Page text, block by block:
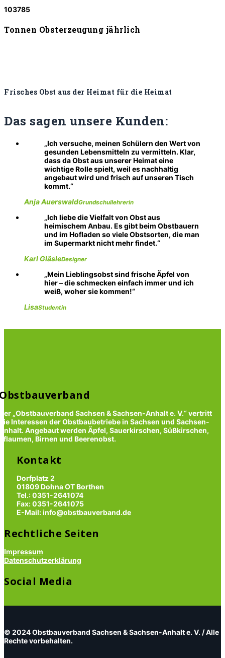
103785
Tonnen Obsterzeugung jährlich
Frisches Obst aus der Heimat für die Heimat
Das sagen unsere Kunden:
Ich versuche, meinen Schülern den Wert von
gesunden Lebensmitteln zu vermitteln. Klar,
dass da Obst aus unserer Heimat eine
wichtige Rolle spielt, weil es nachhaltig
angebaut wird und frisch auf unseren Tisch
kommt.
Anja AuerswaldGrundschullehrerin
Ich liebe die Vielfalt von Obst aus
heimischem Anbau. Es gibt beim Obstbauern
und im Hofladen so viele Obstsorten, die man
im Supermarkt nicht mehr findet.
Karl GläsleDesigner
Mein Lieblingsobst sind frische Äpfel von
hier – die schmecken einfach immer und ich
weiß, woher sie kommen!
LisaStudentin
„Obstbauverband Sachsen & Sachsen-Anhalt e. V.“ vertritt
Interessen der Obstbaubetriebe in Sachsen und Sachsen-
Angebaut werden Äpfel, Sauerkirschen, Süßkirschen,
Birnen und Beerenobst.
Kontakt
Dorfplatz 2
01809 Dohna OT Borthen
Tel.: 0351-2641074
Fax: 0351-2641075
E-Mail: info@obstbauverband.de
Rechtliche Seiten
Impressum
Datenschutzerklärung
Social Media
© 2024 Obstbauverband Sachsen & Sachsen-Anhalt e. V. / Alle
Rechte vorbehalten.